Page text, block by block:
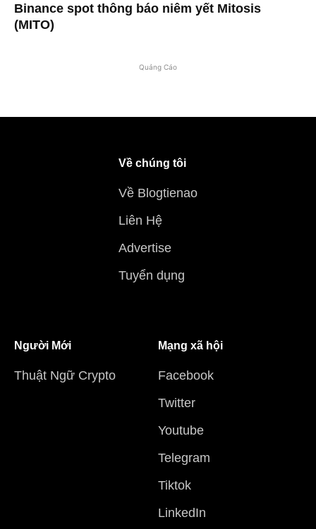
Binance spot thông báo niêm yết Mitosis
(MITO)
Quảng Cáo
Về chúng tôi
Về Blogtienao
Liên Hệ
Advertise
Tuyển dụng
Người Mới
Thuật Ngữ Crypto
Mạng xã hội
Facebook
Twitter
Youtube
Telegram
Tiktok
LinkedIn